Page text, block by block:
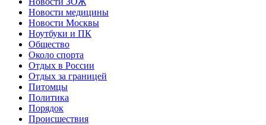
Новости медицины
Новости Москвы
Ноутбуки и ПК
Общество
Около спорта
Отдых в России
Отдых за границей
Питомцы
Политика
Порядок
Происшествия